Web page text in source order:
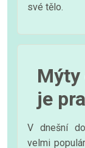
své tělo.
Mýty
je
V dnešní
velmi